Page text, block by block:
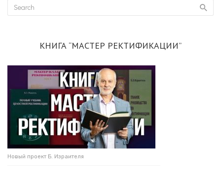
КНИГА “МАСТЕР РЕКТИФИКАЦИИ”
Новый проект Б. Израителя